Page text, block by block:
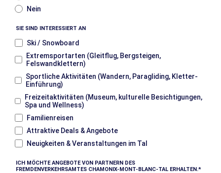
Nein
SIE SIND INTERESSIERT AN
Ski / Snowboard
Extremsportarten (Gleitflug, Bergsteigen,
Felswandklettern)
Sportliche Aktivitäten (Wandern, Paragliding, Kletter-
Einführung)
Freizeitaktivitäten (Museum, kulturelle Besichtigungen,
Spa und Wellness)
Familienreisen
Attraktive Deals & Angebote
Neuigkeiten & Veranstaltungen im Tal
ICH MÖCHTE ANGEBOTE VON PARTNERN DES
FREMDENVERKEHRSAMTES CHAMONIX-MONT-BLANC-TAL ERHALTEN.